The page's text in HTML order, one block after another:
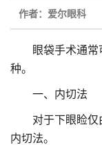
作者：爱尔眼科
眼袋手术通常可
种。
一、内切法
对于下眼睑仅由
内切法。